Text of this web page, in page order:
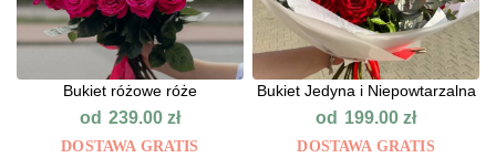
Bukiet różowe róże
od 239.00 zł
DOSTAWA GRATIS
Bukiet Jedyna i Niepowtarzalna
od 199.00zł
DOSTAWA GRATIS